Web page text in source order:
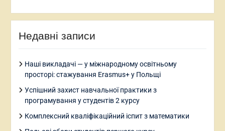
Недавні записи
Наші викладачі — у міжнародному освітньому
просторі: стажування Erasmus+ у Польщі
Успішний захист навчальної практики з
програмування у студентів 2 курсу
Комплексний кваліфікаційний іспит з математики